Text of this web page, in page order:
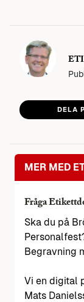
DELA
MER MED
Fråga
Ska du på
Begravning
Vi en digital
Mats